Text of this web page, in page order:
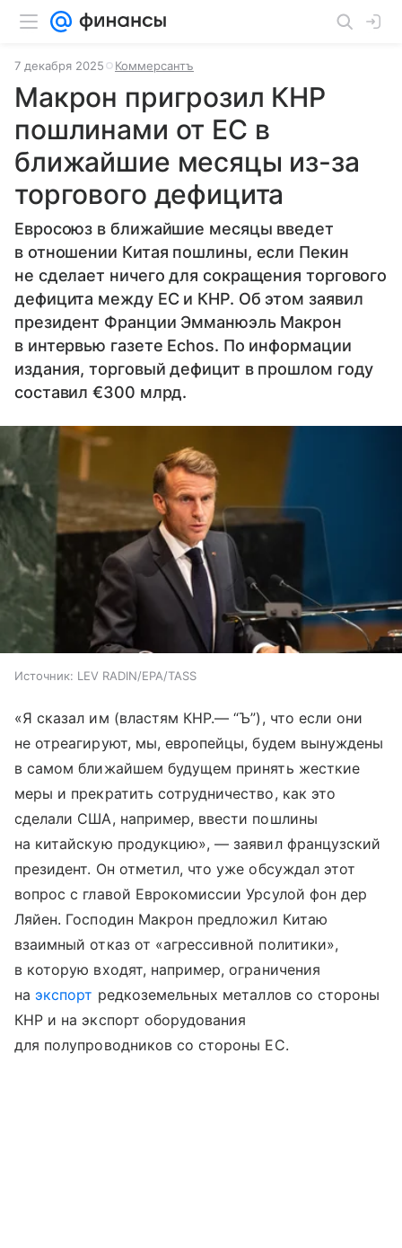
7 декабря 2025 Коммерсантъ
Макрон пригрозил КНР
пошлинами от ЕС в
ближайшие месяцы из-за
торгового дефицита
Евросоюз в ближайшие месяцы введет
в отношении Китая пошлины, если Пекин
не сделает ничего для сокращения торгового
дефицита между ЕС и КНР. Об этом заявил
президент Франции Эмманюэль Макрон
в интервью газете Echos. По информации
издания, торговый дефицит в прошлом году
составил €300 млрд.
Источник: LEV RADIN/EPA/TASS
«Я сказал им (властям КНР.— “Ъ”), что если они
не отреагируют, мы, европейцы, будем вынуждены
в самом ближайшем будущем принять жесткие
меры и прекратить сотрудничество, как это
сделали США, например, ввести пошлины
на китайскую продукцию», — заявил французский
президент. Он отметил, что уже обсуждал этот
вопрос с главой Еврокомиссии Урсулой фон дер
Ляйен. Господин Макрон предложил Китаю
взаимный отказ от «агрессивной политики»,
в которую входят, например, ограничения
на экспорт редкоземельных металлов со стороны
КНР и на экспорт оборудования
для полупроводников со стороны ЕС.